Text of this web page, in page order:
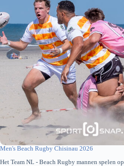
Men's Beach Rugby Chisinau 2026
Het Team NL - Beach Rugby mannen spelen